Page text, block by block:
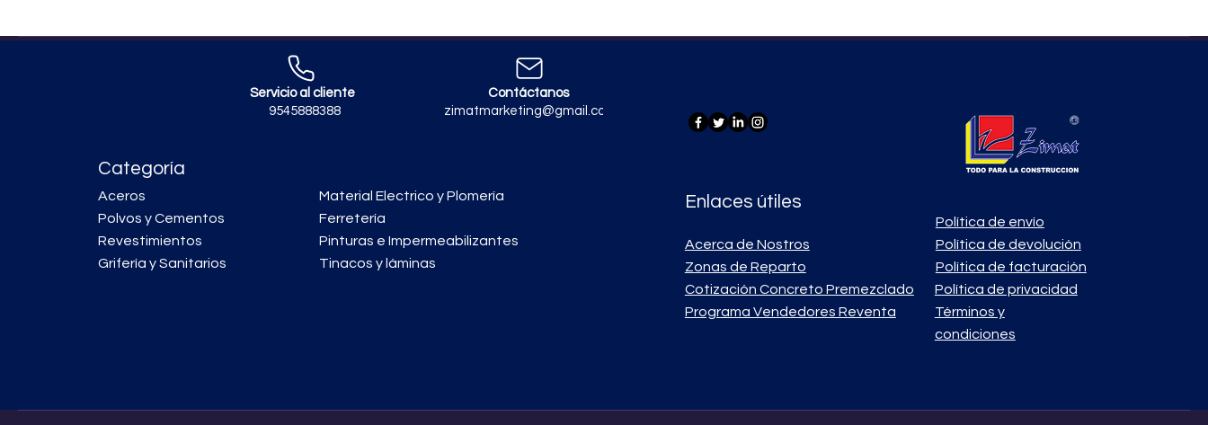
Servicio al cliente
9545888388
Contáctanos
zimatmarketing@gmail.com
Categoría
Aceros
Polvos y Cementos
Revestimientos
Grifería y Sanitarios
Material Electrico y Plomería
Ferretería
Pinturas e Impermeabilizantes
Tinacos y láminas
Enlaces útiles
Política de envío
Acerca de Nostros
Zonas de Reparto
Cotización Concreto Premezclado
Programa Vendedores Reventa
Política de devolución
Política de facturación
Política de privacidad
Términos y
condiciones